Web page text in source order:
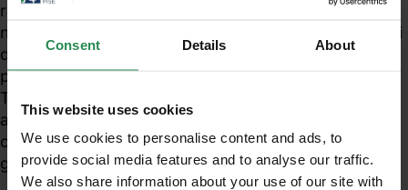
Consent Details About
This website uses cookies
We use cookies to personalise content and ads, to
provide social media features and to analyse our traffic.
We also share information about your use of our site with
rientranti nel campo di applicazione definito
nell’Allegato 1, potranno caricare sull’applicativo i dati
degli autocontrolli alle emissioni e agli scarichi, dove
previsti nelle rispettive autorizzazioni ambientali.
Tale caricamento sostituisce la trasmissione dei dati
all’Autorità competente, Comune e ARPA. Il
caricamento potrà essere avviato a far tempo dal 1
gennaio 2020.